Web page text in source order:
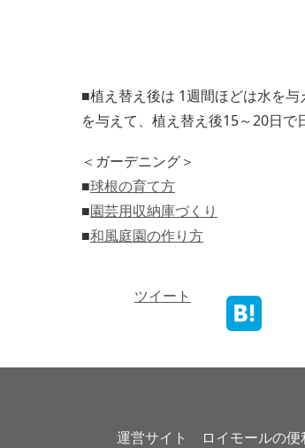
■植え替え後は 1週間ほどは水を
を与えて、植え替え後15～20日で
＜ガーデニング＞
■球根の育て方
■園芸用収納庫づくり
■和風庭園の作り方
ツイート
運営サイト　ロイモールの便